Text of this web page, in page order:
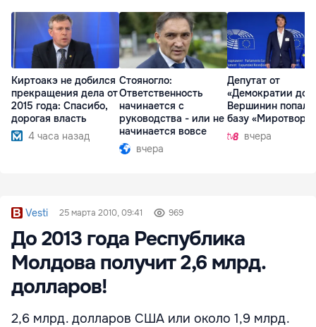
Киртоакэ не добился
прекращения дела от
2015 года: Спасибо,
дорогая власть
4 часа назад
Стояногло:
Ответственность
начинается с
руководства - или не
начинается вовсе
вчера
Депутат от
«Демократии
Вершинин попал в
базу
вчера
Vesti 25 марта 2010, 09:41 969
До 2013 года Республика
Молдова получит 2,6 млрд.
долларов!
2,6 млрд. долларов США или около 1,9 млрд.